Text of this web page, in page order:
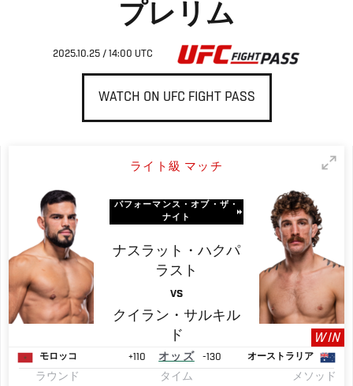
プレリム
2025.10.25 / 14:00 UTC
WATCH ON UFC FIGHT PASS
ライト級 マッチ
パフォーマンス・オブ・ザ・
ナイト
ナスラット・ハクパ
ラスト
VS
クイラン・サルキル
ド
WIN
モロッコ +110 オッズ -130 オーストラリア
ラウンド
タイム
メソッド